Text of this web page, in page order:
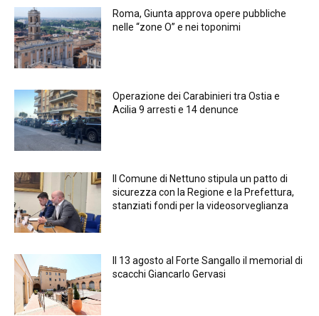
Roma, Giunta approva opere pubbliche
nelle “zone O” e nei toponimi
Operazione dei Carabinieri tra Ostia e
Acilia 9 arresti e 14 denunce
Il Comune di Nettuno stipula un patto di
sicurezza con la Regione e la Prefettura,
stanziati fondi per la videosorveglianza
Il 13 agosto al Forte Sangallo il memorial di
scacchi Giancarlo Gervasi